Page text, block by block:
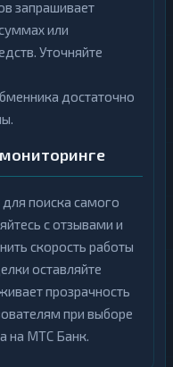
запрашивает
или
Уточняйте
достаточно
поиска самого
с отзывами и
скорость работы
оставляйте
прозрачность
при выборе
на МТС Банк.